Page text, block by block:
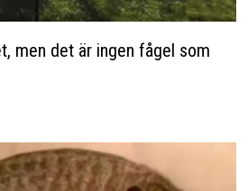
men det är ingen fågel som